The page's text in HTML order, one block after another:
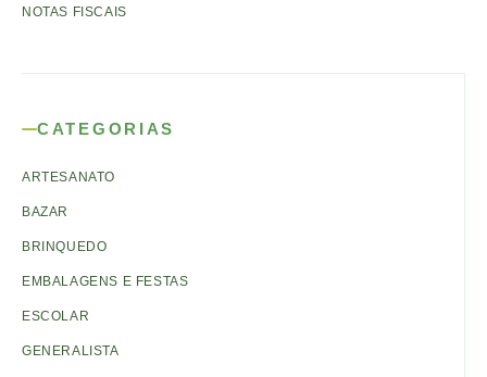
NOTAS FISCAIS
CATEGORIAS
ARTESANATO
BAZAR
BRINQUEDO
EMBALAGENS E FESTAS
ESCOLAR
GENERALISTA